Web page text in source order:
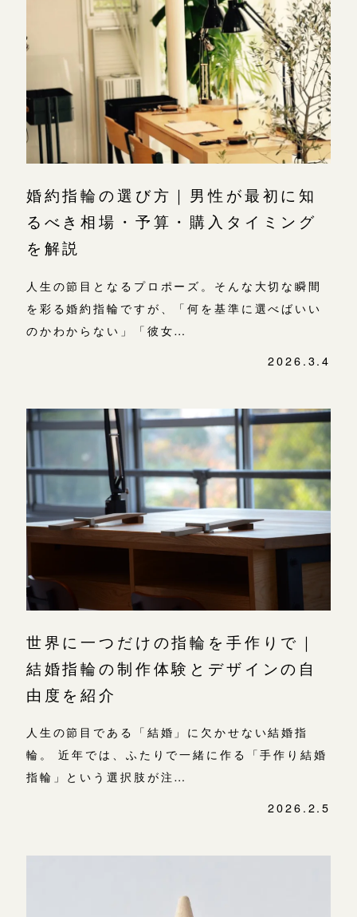
婚約指輪の選び方｜男性が最初に知
るべき相場・予算・購入タイミング
を解説
人生の節目となるプロポーズ。そんな大切な瞬間
を彩る婚約指輪ですが、「何を基準に選べばいい
のかわからない」「彼女…
2026.3.4
世界に一つだけの指輪を手作りで｜
結婚指輪の制作体験とデザインの自
由度を紹介
人生の節目である「結婚」に欠かせない結婚指
輪。 近年では、ふたりで一緒に作る「手作り結婚
指輪」という選択肢が注…
2026.2.5